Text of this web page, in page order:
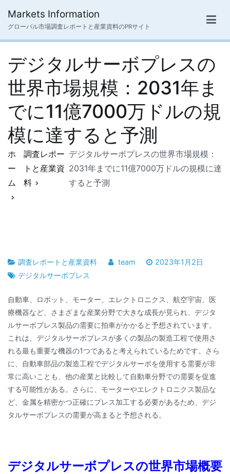
ス
Markets Information
グローバル市場調査レポートと産業資料のPRサイト
デジタルサーボプレスの
世界市場規模：2031年ま
でに11億7000万ドルの規
模に達すると予測
ホ
ー
ム
調査レポー
トと産業資
料
デジタルサーボプレスの世界市場規模：
2031年までに11億7000万ドルの規模に達
すると予測
調査レポートと産業資料 team
2023年1月2日
デジタルサーボプレス
自動車、ロボット、モーター、エレクトロニクス、航空宇宙、医
療機器など、さまざまな産業分野で大きな成長が見られ、デジタ
ルサーボプレス製品の需要に拍車がかかると予想されています。
これは、デジタルサーボプレスが多くの製品の製造工程で使用さ
れる最も重要な機器の1つであると考えられているためです。さら
に、自動車部品の製造工程でデジタルサーボを使用する需要が非
常に高いことも、他の産業と比較して自動車分野での需要を促進
する可能性がある。さらに、モーターやエレクトロニクス製品な
ど、金属を精密かつ正確にプレス加工する必要があるため、デジ
タルサーボプレスの需要が高まると予想される。
デジタルサーボプレスの世界市場概要